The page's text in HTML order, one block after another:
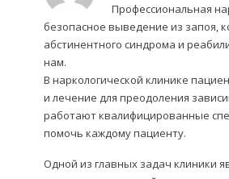
Профессиональная
безопасное выведение из запоя,
абстинентного синдрома и
нам.
В наркологической клинике
и лечение для преодоления
работают квалифицированные
помочь каждому пациенту.
Одной из главных задач клиники